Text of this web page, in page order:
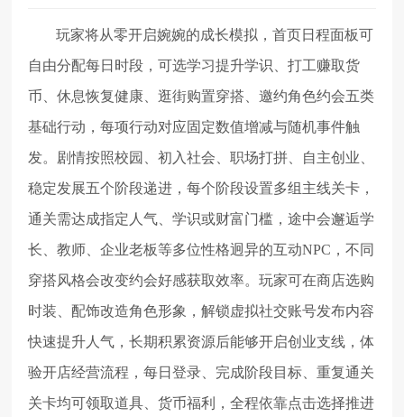
玩家将从零开启婉婉的成长模拟，首页日程面板可
自由分配每日时段，可选学习提升学识、打工赚取货
币、休息恢复健康、逛街购置穿搭、邀约角色约会五类
基础行动，每项行动对应固定数值增减与随机事件触
发。剧情按照校园、初入社会、职场打拼、自主创业、
稳定发展五个阶段递进，每个阶段设置多组主线关卡，
通关需达成指定人气、学识或财富门槛，途中会邂逅学
长、教师、企业老板等多位性格迥异的互动NPC，不同
穿搭风格会改变约会好感获取效率。玩家可在商店选购
时装、配饰改造角色形象，解锁虚拟社交账号发布内容
快速提升人气，长期积累资源后能够开启创业支线，体
验开店经营流程，每日登录、完成阶段目标、重复通关
关卡均可领取道具、货币福利，全程依靠点击选择推进